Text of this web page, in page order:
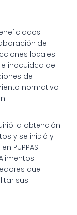
de
locales.
inocuidad de
de
normativo
la obtención
y se inició y
PUPPAS
que
sus